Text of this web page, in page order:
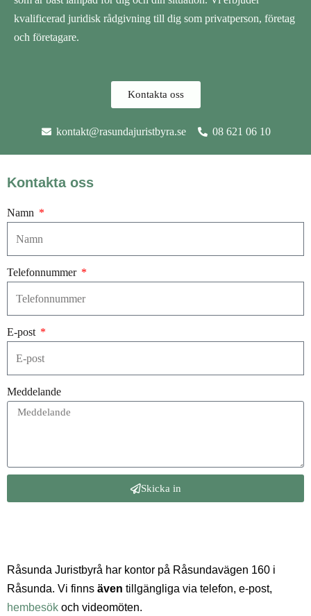
kvalificerad juridisk rådgivning till dig som privatperson, företag
och företagare.
Kontakta oss
kontakt@rasundajuristbyra.se 08 621 06 10
Kontakta oss
Namn
Telefonnummer
E-post
Meddelande
Skicka in
Råsunda Juristbyrå har kontor på Råsundavägen 160 i
Råsunda. Vi finns även tillgängliga via telefon, e-post,
hembesök och videomöten.